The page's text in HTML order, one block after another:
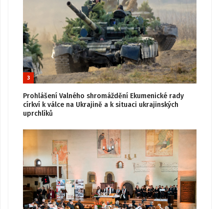
3
Prohlášení Valného shromáždění Ekumenické rady
církví k válce na Ukrajině a k situaci ukrajinských
uprchlíků